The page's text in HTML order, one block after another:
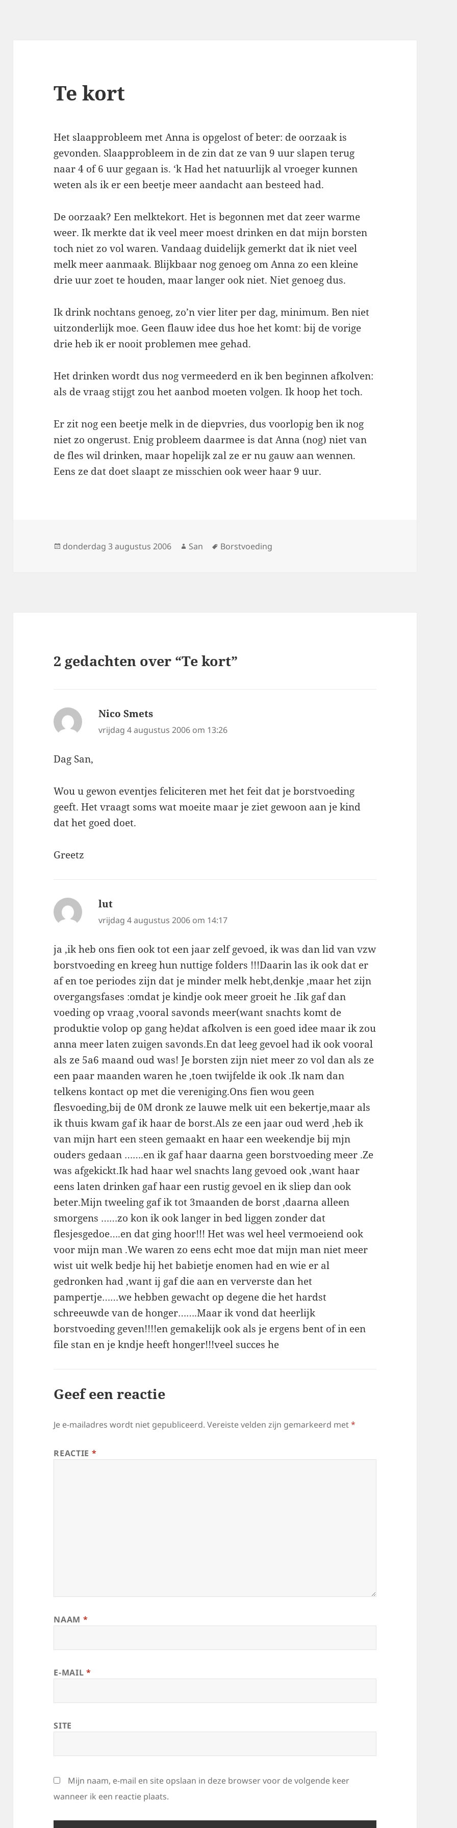
Te kort
Het slaapprobleem met Anna is opgelost of beter: de oorzaak is
gevonden. Slaapprobleem in de zin dat ze van 9 uur slapen terug
naar 4 of 6 uur gegaan is. ‘k Had het natuurlijk al vroeger kunnen
weten als ik er een beetje meer aandacht aan besteed had.
De oorzaak? Een melktekort. Het is begonnen met dat zeer warme
weer. Ik merkte dat ik veel meer moest drinken en dat mijn borsten
toch niet zo vol waren. Vandaag duidelijk gemerkt dat ik niet veel
melk meer aanmaak. Blijkbaar nog genoeg om Anna zo een kleine
drie uur zoet te houden, maar langer ook niet. Niet genoeg dus.
Ik drink nochtans genoeg, zo’n vier liter per dag, minimum. Ben niet
uitzonderlijk moe. Geen flauw idee dus hoe het komt: bij de vorige
drie heb ik er nooit problemen mee gehad.
Het drinken wordt dus nog vermeederd en ik ben beginnen afkolven:
als de vraag stijgt zou het aanbod moeten volgen. Ik hoop het toch.
Er zit nog een beetje melk in de diepvries, dus voorlopig ben ik nog
niet zo ongerust. Enig probleem daarmee is dat Anna (nog) niet van
de fles wil drinken, maar hopelijk zal ze er nu gauw aan wennen.
Eens ze dat doet slaapt ze misschien ook weer haar 9 uur.
Geplaatst
donderdag 3 augustus 2006 Auteur
San Tags
Borstvoeding
2 gedachten over “Te kort”
Nico Smets
vrijdag 4 augustus 2006 om 13:26
Dag San,
Wou u gewon eventjes feliciteren met het feit dat je borstvoeding
geeft. Het vraagt soms wat moeite maar je ziet gewoon aan je kind
dat het goed doet.
Greetz
lut
vrijdag 4 augustus 2006 om 14:17
ja ,ik heb ons fien ook tot een jaar zelf gevoed, ik was dan lid van vzw
borstvoeding en kreeg hun nuttige folders !!!Daarin las ik ook dat er
af en toe periodes zijn dat je minder melk hebt,denkje ,maar het zijn
overgangsfases :omdat je kindje ook meer groeit he .Iik gaf dan
voeding op vraag ,vooral savonds meer(want snachts komt de
produktie volop op gang he)dat afkolven is een goed idee maar ik zou
anna meer laten zuigen savonds.En dat leeg gevoel had ik ook vooral
als ze 5a6 maand oud was! Je borsten zijn niet meer zo vol dan als ze
een paar maanden waren he ,toen twijfelde ik ook .Ik nam dan
telkens kontact op met die vereniging.Ons fien wou geen
flesvoeding,bij de 0M dronk ze lauwe melk uit een bekertje,maar als
ik thuis kwam gaf ik haar de borst.Als ze een jaar oud werd ,heb ik
van mijn hart een steen gemaakt en haar een weekendje bij mjn
ouders gedaan …….en ik gaf haar daarna geen borstvoeding meer .Ze
was afgekickt.Ik had haar wel snachts lang gevoed ook ,want haar
eens laten drinken gaf haar een rustig gevoel en ik sliep dan ook
beter.Mijn tweeling gaf ik tot 3maanden de borst ,daarna alleen
smorgens ……zo kon ik ook langer in bed liggen zonder dat
flesjesgedoe….en dat ging hoor!!! Het was wel heel vermoeiend ook
voor mijn man .We waren zo eens echt moe dat mijn man niet meer
wist uit welk bedje hij het babietje enomen had en wie er al
gedronken had ,want ij gaf die aan en ververste dan het
pampertje……we hebben gewacht op degene die het hardst
schreeuwde van de honger…….Maar ik vond dat heerlijk
borstvoeding geven!!!!en gemakelijk ook als je ergens bent of in een
file stan en je kndje heeft honger!!!veel succes he
Geef een reactie
Je e-mailadres wordt niet gepubliceerd. Vereiste velden zijn gemarkeerd met*
REACTIE *
NAAM *
E-MAIL *
SITE
Mijn naam, e-mail en site opslaan in deze browser voor de volgende keer
wanneer ik een reactie plaats.